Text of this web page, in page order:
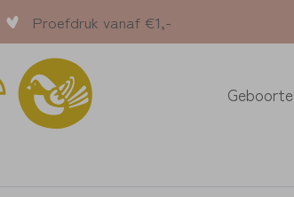
Proefdruk vanaf €1,-
Geboorte